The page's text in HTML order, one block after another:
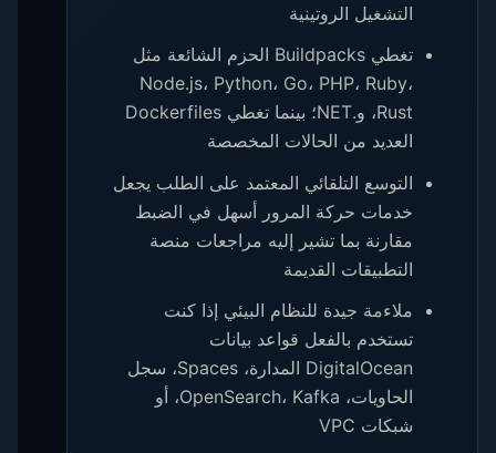
التشغيل الروتينية
تغطي Buildpacks الحزم الشائعة مثل
Node.js، Python، Go، PHP، Ruby،
Rust، و.NET؛ بينما تغطي Dockerfiles
العديد من الحالات المخصصة
التوسع التلقائي المعتمد على الطلب يجعل
خدمات حركة المرور أسهل في الضبط
مقارنة بما تشير إليه مراجعات منصة
التطبيقات القديمة
ملاءمة جيدة للنظام البيئي إذا كنت
تستخدم بالفعل قواعد بيانات
DigitalOcean المدارة، Spaces، سجل
الحاويات، OpenSearch، Kafka، أو
شبكات VPC